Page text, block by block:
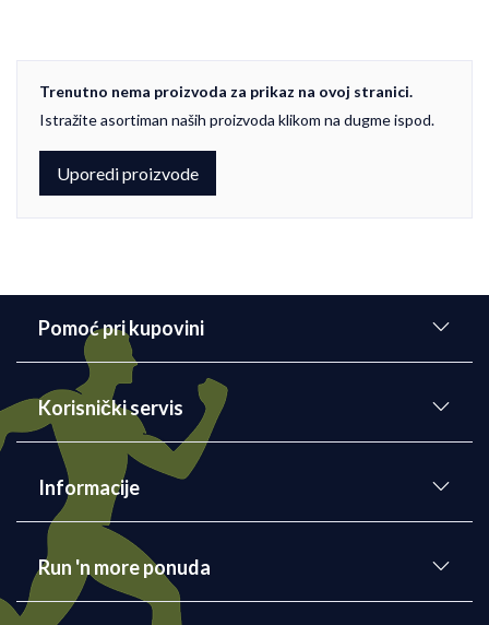
Trenutno nema proizvoda za prikaz na ovoj stranici.
Istražite asortiman naših proizvoda klikom na dugme ispod.
Uporedi proizvode
Pomoć pri kupovini
Korisnički servis
Informacije
Run 'n more ponuda